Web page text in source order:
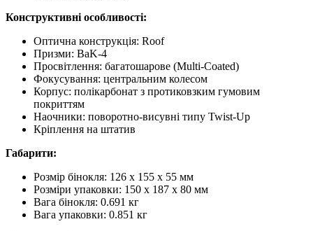
Конструктивні особливості:
Оптична конструкція: Roof
Призми: BaK-4
Просвітлення: багатошарове (Multi-Coated)
Фокусування: центральним колесом
Корпус: полікарбонат з протиковзким гумовим
покриттям
Наочники: поворотно-висувні типу Twist-Up
Кріплення на штатив
Габарити:
Розмір бінокля: 126 х 155 х 55 мм
Розміри упаковки: 150 x 187 x 80 мм
Вага бінокля: 0.691 кг
Вага упаковки: 0.851 кг